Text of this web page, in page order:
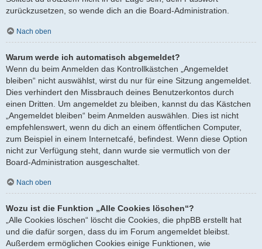
zurückzusetzen, so wende dich an die Board-Administration.
Nach oben
Warum werde ich automatisch abgemeldet?
Wenn du beim Anmelden das Kontrollkästchen „Angemeldet
bleiben“ nicht auswählst, wirst du nur für eine Sitzung angemeldet.
Dies verhindert den Missbrauch deines Benutzerkontos durch
einen Dritten. Um angemeldet zu bleiben, kannst du das Kästchen
„Angemeldet bleiben“ beim Anmelden auswählen. Dies ist nicht
empfehlenswert, wenn du dich an einem öffentlichen Computer,
zum Beispiel in einem Internetcafé, befindest. Wenn diese Option
nicht zur Verfügung steht, dann wurde sie vermutlich von der
Board-Administration ausgeschaltet.
Nach oben
Wozu ist die Funktion „Alle Cookies löschen“?
„Alle Cookies löschen“ löscht die Cookies, die phpBB erstellt hat
und die dafür sorgen, dass du im Forum angemeldet bleibst.
Außerdem ermöglichen Cookies einige Funktionen, wie